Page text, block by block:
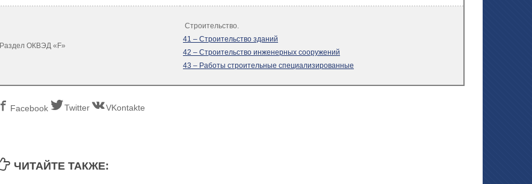
Раздел ОКВЭД «F»
Строительство.
41 – Строительство зданий
42 – Строительство инженерных сооружений
43 – Работы строительные специализированные
Facebook Twitter VKontakte
ЧИТАЙТЕ ТАКЖЕ: